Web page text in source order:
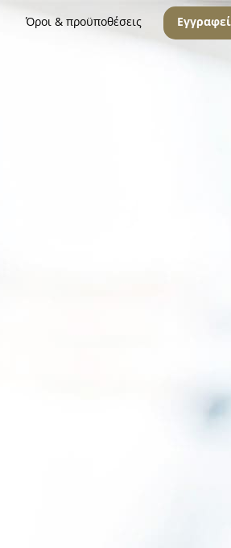
Όροι & προϋποθέσεις